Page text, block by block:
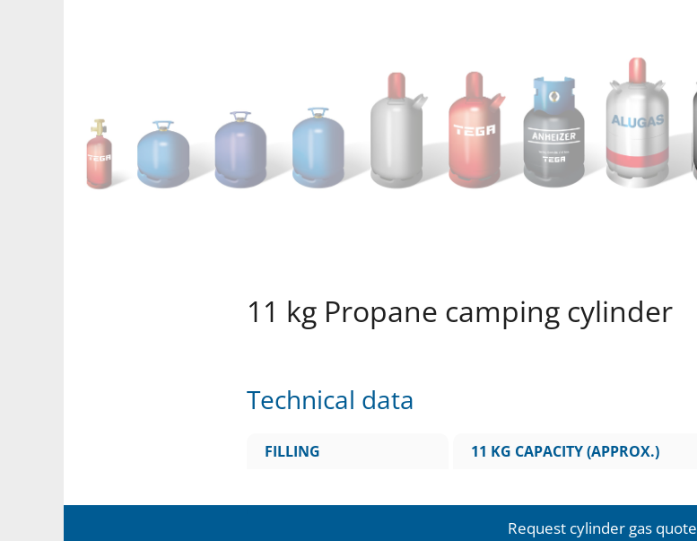
11 kg Propane camping cylinder
Technical data
FILLING 11 KG CAPACITY (APPROX.)
Request cylinder gas quote